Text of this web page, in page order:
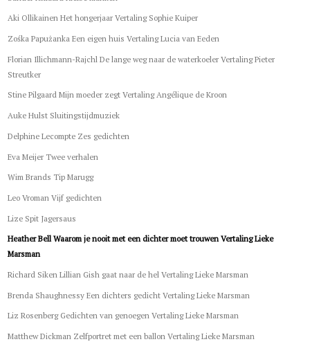
Aki Ollikainen Het hongerjaar Vertaling Sophie Kuiper
Zośka Papużanka Een eigen huis Vertaling Lucia van Eeden
Florian Illichmann-Rajchl De lange weg naar de waterkoeler Vertaling Pieter
Streutker
Stine Pilgaard Mijn moeder zegt Vertaling Angélique de Kroon
Auke Hulst Sluitingstijdmuziek
Delphine Lecompte Zes gedichten
Eva Meijer Twee verhalen
Wim Brands Tip Marugg
Leo Vroman Vijf gedichten
Lize Spit Jagersaus
Heather Bell Waarom je nooit met een dichter moet trouwen Vertaling Lieke
Marsman
Richard Siken Lillian Gish gaat naar de hel Vertaling Lieke Marsman
Brenda Shaughnessy Een dichters gedicht Vertaling Lieke Marsman
Liz Rosenberg Gedichten van genoegen Vertaling Lieke Marsman
Matthew Dickman Zelfportret met een ballon Vertaling Lieke Marsman